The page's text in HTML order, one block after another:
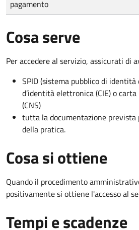
pagamento
Cosa serve
Per accedere al servizio, assicurati di
SPID (sistema pubblico di
d’identità elettronica (CIE) o
(CNS)
tutta la documentazione prevista
della pratica.
Cosa si ottiene
Quando il procedimento
positivamente si ottiene l'accesso al
Tempi e scadenze